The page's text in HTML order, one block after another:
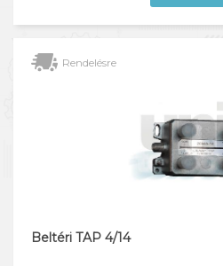
Rendelésre
Beltéri TAP 4/14